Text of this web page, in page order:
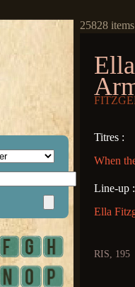
25828 items
Titres :
When
Line-up :
Ella
RIS, 195